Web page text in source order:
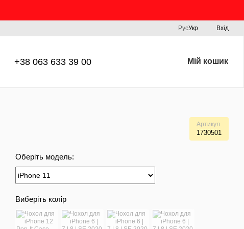
РусУкр Вхід
+38 063 633 39 00 Мій кошик
Артикул
1730501
Оберіть модель:
Виберіть колір